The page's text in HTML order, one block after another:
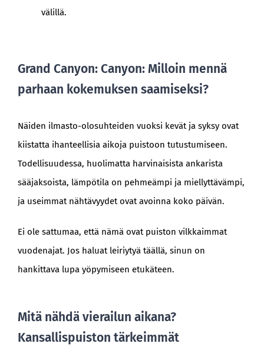
välillä.
Grand Canyon: Canyon: Milloin mennä
parhaan kokemuksen saamiseksi?
Näiden ilmasto-olosuhteiden vuoksi kevät ja syksy ovat
kiistatta ihanteellisia aikoja puistoon tutustumiseen.
Todellisuudessa, huolimatta harvinaisista ankarista
sääjaksoista, lämpötila on pehmeämpi ja miellyttävämpi,
ja useimmat nähtävyydet ovat avoinna koko päivän.
Ei ole sattumaa, että nämä ovat puiston vilkkaimmat
vuodenajat. Jos haluat leiriytyä täällä, sinun on
hankittava lupa yöpymiseen etukäteen.
Mitä nähdä vierailun aikana?
Kansallispuiston tärkeimmät